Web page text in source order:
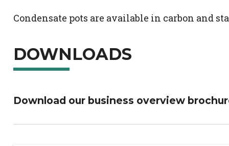
Condensate pots are available in carbon and
DOWNLOADS
Download our business overview